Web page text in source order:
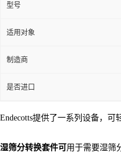
型号
适用对象
制造商
是否进口
Endecotts提供了一系列设备，可
湿筛分转换套件可 用于需要湿筛